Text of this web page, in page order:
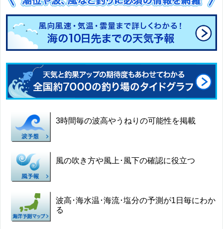
3時間毎の波高やうねりの可能性を掲載
風の吹き方や風上･風下の確認に役立つ
波高･海水温･海流･塩分の予測が1日毎にわか
る